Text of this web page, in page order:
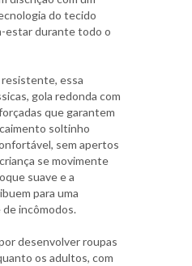
do tecido
estar durante todo o
resistente, essa
gola redonda com
que garantem
soltinho
sem apertos
se movimente
suave e a
para uma
de incômodos.
desenvolver roupas
os adultos, com